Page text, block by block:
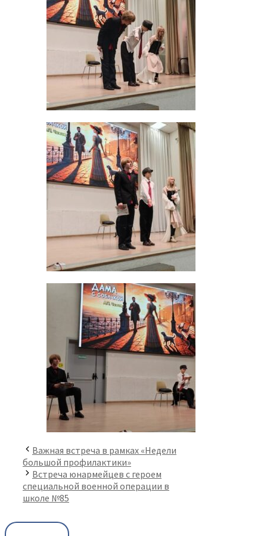
Важная встреча в рамках «Недели
большой профилактики»
Встреча юнармейцев с героем
специальной военной операции в
школе №85